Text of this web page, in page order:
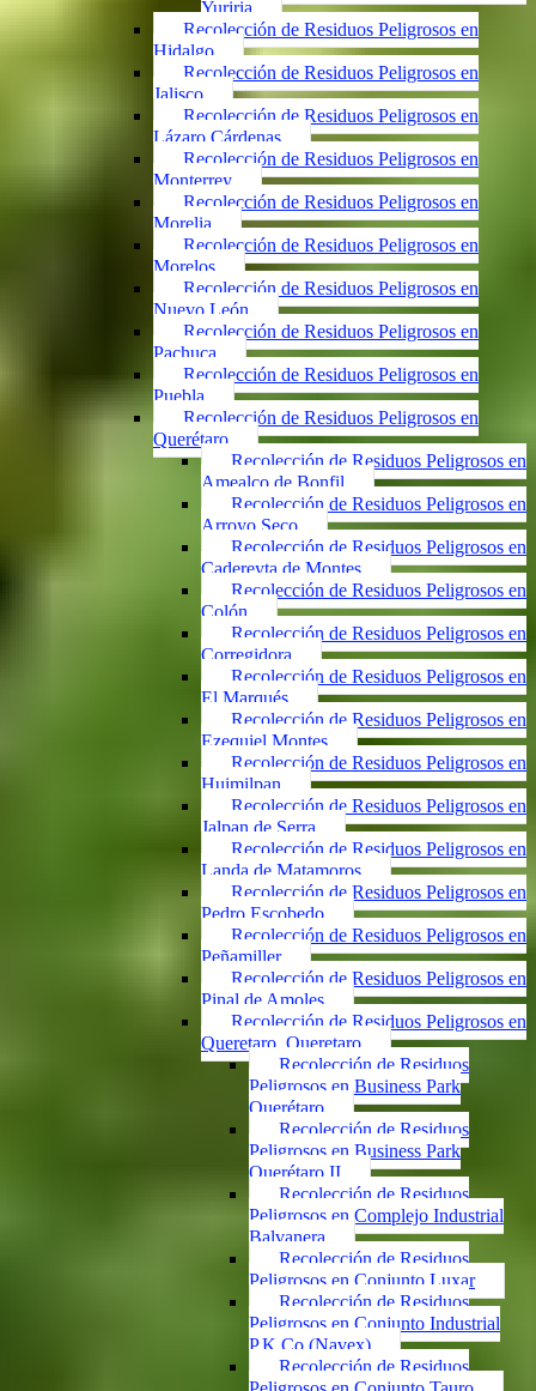
Yuriria
Recolección de Residuos Peligrosos en
Hidalgo
Recolección de Residuos Peligrosos en
Jalisco
Recolección de Residuos Peligrosos en
Lázaro Cárdenas
Recolección de Residuos Peligrosos en
Monterrey
Recolección de Residuos Peligrosos en
Morelia
Recolección de Residuos Peligrosos en
Morelos
Recolección de Residuos Peligrosos en
Nuevo León
Recolección de Residuos Peligrosos en
Pachuca
Recolección de Residuos Peligrosos en
Puebla
Recolección de Residuos Peligrosos en
Querétaro
Recolección de Residuos Peligrosos en
Amealco de Bonfil
Recolección de Residuos Peligrosos en
Arroyo Seco
Recolección de Residuos Peligrosos en
Cadereyta de Montes
Recolección de Residuos Peligrosos en
Colón
Recolección de Residuos Peligrosos en
Corregidora
Recolección de Residuos Peligrosos en
El Marqués
Recolección de Residuos Peligrosos en
Ezequiel Montes
Recolección de Residuos Peligrosos en
Huimilpan
Recolección de Residuos Peligrosos en
Jalpan de Serra
Recolección de Residuos Peligrosos en
Landa de Matamoros
Recolección de Residuos Peligrosos en
Pedro Escobedo
Recolección de Residuos Peligrosos en
Peñamiller
Recolección de Residuos Peligrosos en
Pinal de Amoles
Recolección de Residuos Peligrosos en
Queretaro, Queretaro
Recolección de Residuos
Peligrosos en Business Park
Querétaro
Recolección de Residuos
Peligrosos en Business Park
Querétaro II
Recolección de Residuos
Peligrosos en Complejo Industrial
Balvanera
Recolección de Residuos
Peligrosos en Conjunto Luxar
Recolección de Residuos
Peligrosos en Conjunto Industrial
P.K.Co (Navex)
Recolección de Residuos